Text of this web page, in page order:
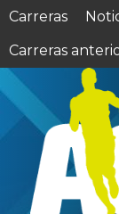
Carreras
Carreras